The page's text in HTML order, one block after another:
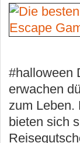
#halloween
erwachen
zum Leben.
bieten sich